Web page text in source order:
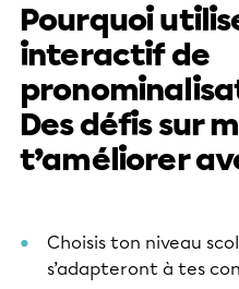
Pourquoi
interactif de
Des défis sur
t’améliorer
Choisis ton niveau
s’adapteront à tes